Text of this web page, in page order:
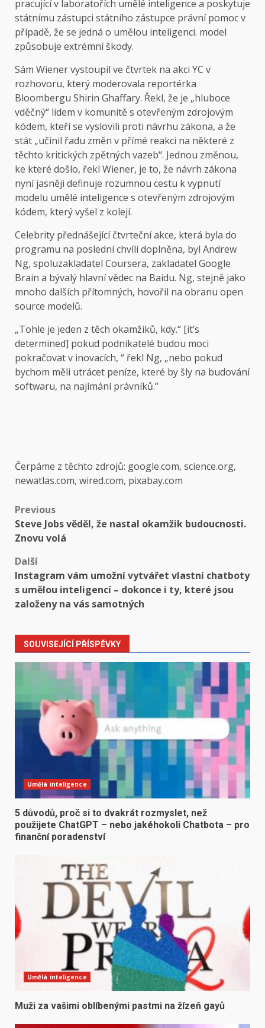
pracující v laboratořích umělé inteligence a poskytuje
státnímu zástupci státního zástupce právní pomoc v
případě, že se jedná o umělou inteligenci. model
způsobuje extrémní škody.
Sám Wiener vystoupil ve čtvrtek na akci YC v
rozhovoru, který moderovala reportérka
Bloombergu Shirin Ghaffary. Řekl, že je „hluboce
vděčný“ lidem v komunitě s otevřeným zdrojovým
kódem, kteří se vyslovili proti návrhu zákona, a že
stát „učinil řadu změn v přímé reakci na některé z
těchto kritických zpětných vazeb“. Jednou změnou,
ke které došlo, řekl Wiener, je to, že návrh zákona
nyní jasněji definuje rozumnou cestu k vypnutí
modelu umělé inteligence s otevřeným zdrojovým
kódem, který vyšel z kolejí.
Celebrity přednášející čtvrteční akce, která byla do
programu na poslední chvíli doplněna, byl Andrew
Ng, spoluzakladatel Coursera, zakladatel Google
Brain a bývalý hlavní vědec na Baidu. Ng, stejně jako
mnoho dalších přítomných, hovořil na obranu open
source modelů.
„Tohle je jeden z těch okamžiků, kdy.“ [it’s
determined] pokud podnikatelé budou moci
pokračovat v inovacích, “ řekl Ng, „nebo pokud
bychom měli utrácet peníze, které by šly na budování
softwaru, na najímání právníků.“
Čerpáme z těchto zdrojů: google.com, science.org,
newatlas.com, wired.com, pixabay.com
Post
navigation
Previous
Steve Jobs věděl, že nastal okamžik budoucnosti.
Znovu volá
Další
Instagram vám umožní vytvářet vlastní chatboty
s umělou inteligencí – dokonce i ty, které jsou
založeny na vás samotných
SOUVISEJÍCÍ PŘÍSPĚVKY
Umělá inteligence
5 důvodů, proč si to dvakrát rozmyslet, než
použijete ChatGPT – nebo jakéhokoli Chatbota – pro
finanční poradenství
Umělá inteligence
Muži za vašimi oblíbenými pastmi na žízeň gayů